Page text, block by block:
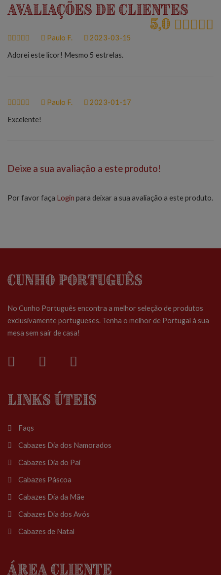
Avaliações de Clientes
5,0
Paulo F. 2023-03-15
Adorei este licor! Mesmo 5 estrelas.
Paulo F. 2023-01-17
Excelente!
Deixe a sua avaliação a este produto!
Por favor faça Login para deixar a sua avaliação a este produto.
Cunho Português
No Cunho Português encontra a melhor seleção de produtos
exclusivamente portugueses. Tenha o melhor de Portugal à sua
mesa sem sair de casa!
Links Úteis
Faqs
Cabazes Dia dos Namorados
Cabazes Dia do Pai
Cabazes Páscoa
Cabazes Dia da Mãe
Cabazes Dia dos Avós
Cabazes de Natal
Área Cliente